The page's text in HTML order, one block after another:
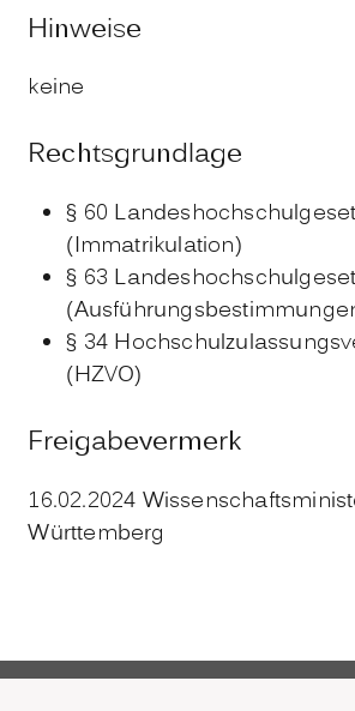
Hinweise
keine
Rechtsgrundlage
§ 60
(Immatrikulation)
§ 63
§ 34
(HZVO)
Freigabevermerk
16.02.2024
Württemberg